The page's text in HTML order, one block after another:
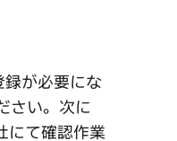
が必要にな
さい。次に
にて確認作業